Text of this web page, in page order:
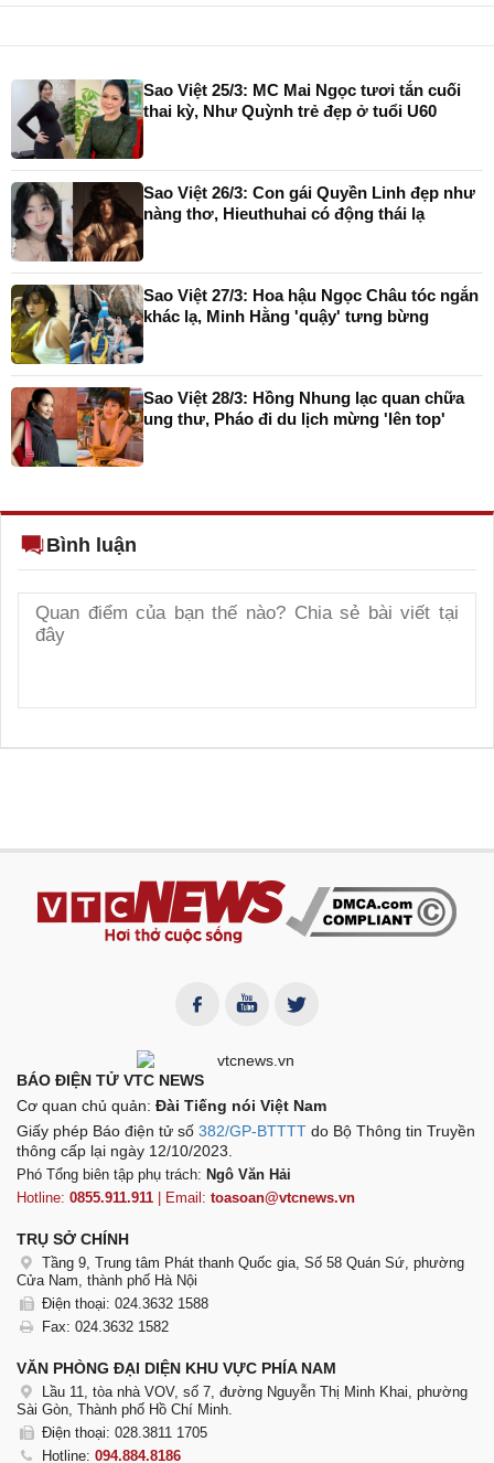
Sao Việt 25/3: MC Mai Ngọc tươi tắn cuối
thai kỳ, Như Quỳnh trẻ đẹp ở tuổi U60
Sao Việt 26/3: Con gái Quyền Linh đẹp như
nàng thơ, Hieuthuhai có động thái lạ
Sao Việt 27/3: Hoa hậu Ngọc Châu tóc ngắn
khác lạ, Minh Hằng 'quậy' tưng bừng
Sao Việt 28/3: Hồng Nhung lạc quan chữa
ung thư, Pháo đi du lịch mừng 'lên top'
Bình luận
BÁO ĐIỆN TỬ VTC NEWS
Cơ quan chủ quản: Đài Tiếng nói Việt Nam
Giấy phép Báo điện tử số 382/GP-BTTTT do Bộ Thông tin Truyền
thông cấp lại ngày 12/10/2023.
Phó Tổng biên tập phụ trách: Ngô Văn Hải
Hotline: 0855.911.911 | Email: toasoan@vtcnews.vn
TRỤ SỞ CHÍNH
Tầng 9, Trung tâm Phát thanh Quốc gia, Số 58 Quán Sứ, phường
Cửa Nam, thành phố Hà Nội
Điện thoại: 024.3632 1588
Fax: 024.3632 1582
VĂN PHÒNG ĐẠI DIỆN KHU VỰC PHÍA NAM
Lầu 11, tòa nhà VOV, số 7, đường Nguyễn Thị Minh Khai, phường
Sài Gòn, Thành phố Hồ Chí Minh.
Điện thoại: 028.3811 1705
Hotline:094.884.8186